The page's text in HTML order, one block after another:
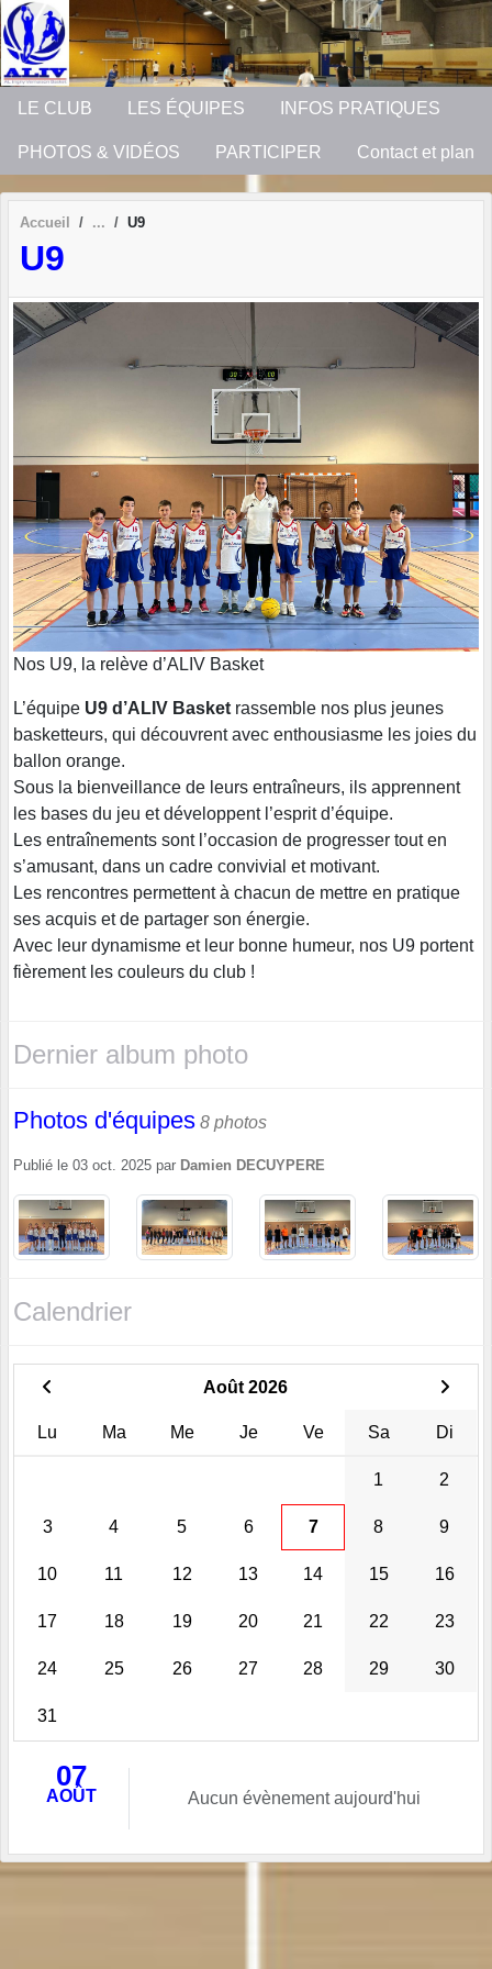
LE CLUB LES ÉQUIPES INFOS PRATIQUES
PHOTOS & VIDÉOS PARTICIPER Contact et plan
Accueil U9
U9
Nos U9, la relève d’ALIV Basket
L’équipe U9 d’ALIV Basket rassemble nos plus jeunes
basketteurs, qui découvrent avec enthousiasme les joies du
ballon orange.
Sous la bienveillance de leurs entraîneurs, ils apprennent
les bases du jeu et développent l’esprit d’équipe.
Les entraînements sont l’occasion de progresser tout en
s’amusant, dans un cadre convivial et motivant.
Les rencontres permettent à chacun de mettre en pratique
ses acquis et de partager son énergie.
Avec leur dynamisme et leur bonne humeur, nos U9 portent
fièrement les couleurs du club !
Dernier album photo
Photos d'équipes 8 photos
Publié le 03 oct. 2025 par Damien DECUYPERE
Calendrier
Août 2026
Lu Ma Me Je Ve Sa Di
1 2
3 4 5 6 7 8 9
10 11 12 13 14 15 16
17 18 19 20 21 22 23
24 25 26 27 28 29 30
31
07
AOÛT Aucun évènement aujourd'hui
Panneau de gestion des cookies